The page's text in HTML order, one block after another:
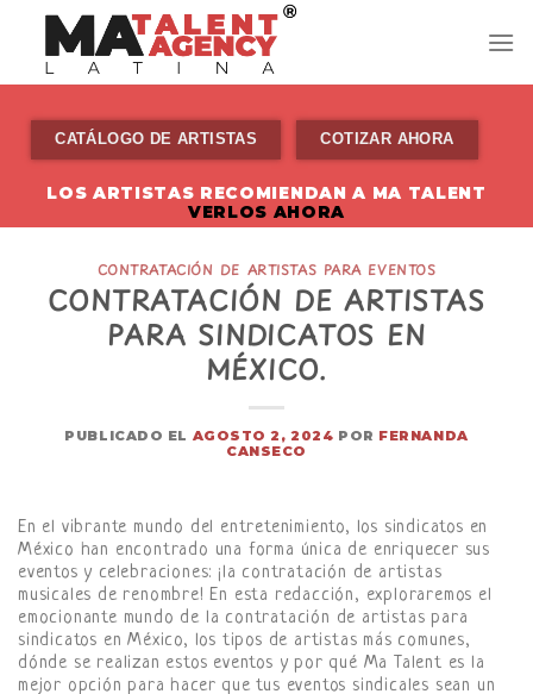
content
CATÁLOGO DE ARTISTAS COTIZAR AHORA
LOS ARTISTAS RECOMIENDAN A MA TALENT
VERLOS AHORA
CONTRATACIÓN DE ARTISTAS PARA EVENTOS
CONTRATACIÓN DE ARTISTAS
PARA SINDICATOS EN
MÉXICO.
PUBLICADO EL AGOSTO 2, 2024 POR FERNANDA
CANSECO
En el vibrante mundo del entretenimiento, los sindicatos en
México han encontrado una forma única de enriquecer sus
eventos y celebraciones: ¡la contratación de artistas
musicales de renombre! En esta redacción, exploraremos el
emocionante mundo de la contratación de artistas para
sindicatos en México, los tipos de artistas más comunes,
dónde se realizan estos eventos y por qué Ma Talent es la
mejor opción para hacer que tus eventos sindicales sean un